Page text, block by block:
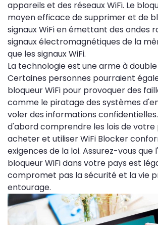
appareils et des réseaux WiFi. Le
moyen efficace de supprimer et de
signaux WiFi en émettant des ondes
signaux électromagnétiques de la
que les signaux WiFi.
La technologie est une arme à
Certaines personnes pourraient
bloqueur WiFi pour provoquer des
comme le piratage des systèmes
voler des informations
d'abord comprendre les lois de votre
acheter et utiliser WiFi Blocker
exigences de la loi. Assurez-vous que
bloqueur WiFi dans votre pays est
compromet pas la sécurité et la vie
entourage.